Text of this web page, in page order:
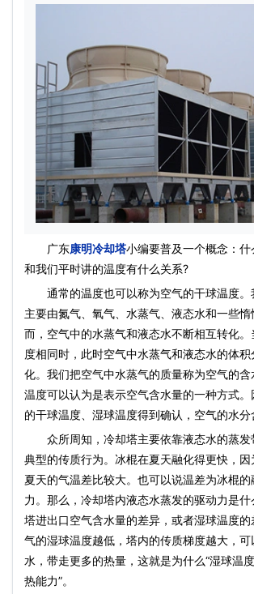
广东康明冷却塔小编要普及一个概念：什
和我们平时讲的温度有什么关系?
通常的温度也可以称为空气的干球温度。
主要由氮气、氧气、水蒸气、液态水和一些
而，空气中的水蒸气和液态水不断相互转化
度相同时，此时空气中水蒸气和液态水的体
化。我们把空气中水蒸气的质量称为空气的
温度可以认为是表示空气含水量的一种方式
的干球温度、湿球温度得到确认，空气的水分
众所周知，冷却塔主要依靠液态水的蒸发
典型的传质行为。冰棍在夏天融化得更快，
夏天的气温差比较大。也可以说温差为冰棍的
力。那么，冷却塔内液态水蒸发的驱动力是
塔进出口空气含水量的差异，或者湿球温度
气的湿球温度越低，塔内的传质梯度越大，可
水，带走更多的热量，这就是为什么“湿球温
热能力”。